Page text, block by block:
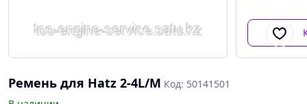
Ремень для Hatz 2-4L/M Код: 50141501